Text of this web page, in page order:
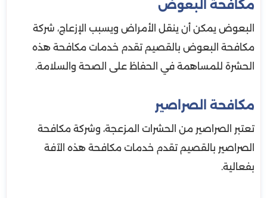
مكافحة البعوض
البعوض يمكن أن ينقل الأمراض ويسبب الإزعاج، شركة
مكافحة البعوض بالقصيم تقدم خدمات مكافحة هذه
الحشرة للمساهمة في الحفاظ على الصحة والسلامة.
مكافحة الصراصير
تعتبر الصراصير من الحشرات المزعجة، وشركة مكافحة
الصراصير بالقصيم تقدم خدمات مكافحة هذه الآفة
بفعالية.